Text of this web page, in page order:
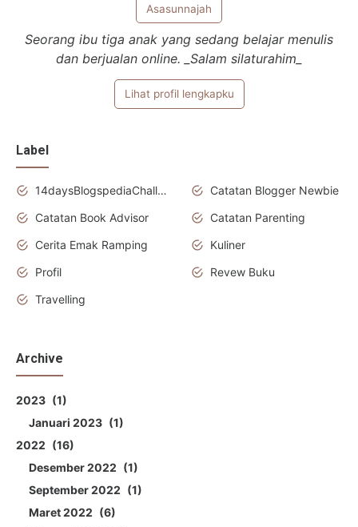
Asasunnajah
Seorang ibu tiga anak yang sedang belajar menulis
dan berjualan online. _Salam silaturahim_
Lihat profil lengkapku
Label
14daysBlogspediaChallenge
Catatan Blogger Newbie
Catatan Book Advisor
Catatan Parenting
Cerita Emak Ramping
Kuliner
Profil
Revew Buku
Travelling
Archive
2023
1
Januari 2023
1
2022
16
Desember 2022
1
September 2022
1
Maret 2022
6